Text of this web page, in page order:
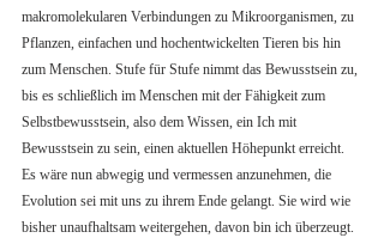
makromolekularen Verbindungen zu Mikroorganismen, zu
Pflanzen, einfachen und hochentwickelten Tieren bis hin
zum Menschen. Stufe für Stufe nimmt das Bewusstsein zu,
bis es schließlich im Menschen mit der Fähigkeit zum
Selbstbewusstsein, also dem Wissen, ein Ich mit
Bewusstsein zu sein, einen aktuellen Höhepunkt erreicht.
Es wäre nun abwegig und vermessen anzunehmen, die
Evolution sei mit uns zu ihrem Ende gelangt. Sie wird wie
bisher unaufhaltsam weitergehen, davon bin ich überzeugt.